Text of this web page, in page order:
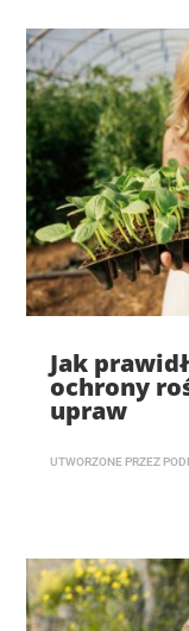
Jak
ochrony
upraw
UTWORZONE PRZEZ